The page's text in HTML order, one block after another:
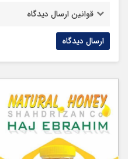
قوانین ارسال دیدگاه